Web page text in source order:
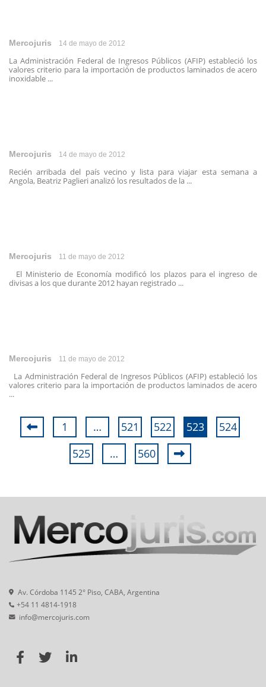
Mercojuris 14 de mayo de 2012
La Administración Federal de Ingresos Públicos (AFIP) estableció los
valores criterio para la importación de productos laminados de acero
inoxidable ...
Mercojuris 14 de mayo de 2012
Recién arribada del país vecino y lista para viajar esta semana a
Angola, Beatriz Paglieri analizó los resultados de la ...
Mercojuris 11 de mayo de 2012
El Ministerio de Economía modificó los plazos para el ingreso de
divisas a los que durante 2012 hayan registrado ...
Mercojuris 11 de mayo de 2012
La Administración Federal de Ingresos Públicos (AFIP) estableció los
valores criterio para la importación de productos laminados de acero
...
1 … 521 522 523
524
525
… 560
Av. Córdoba 1145 2° Piso, CABA, Argentina
+54 11 4814-1918
info@mercojuris.com